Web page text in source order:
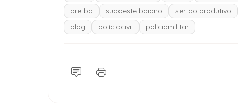
pre-ba
sudoeste baiano sertão produtivo
blog
políciacivil políciamilitar